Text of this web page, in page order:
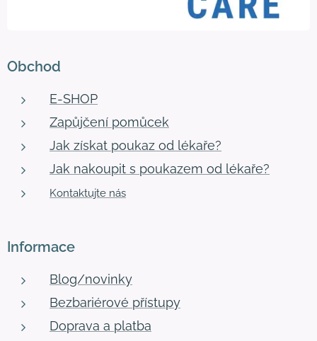
Obchod
E-SHOP
Zapůjčení pomůcek
Jak získat poukaz od lékaře?
Jak nakoupit s poukazem od lékaře?
Kontaktujte nás
Informace
Blog/novinky
Bezbariérové přístupy
Doprava a platba